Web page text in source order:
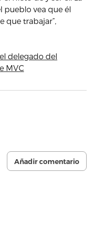
pueblo vea que él
que trabajar”,
delegado del
MVC
Añadir comentario